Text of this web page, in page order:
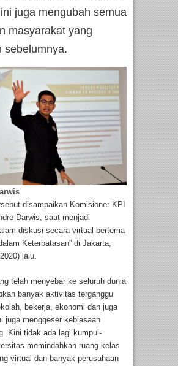
juga mengubah semua
masyarakat yang
sebelumnya.
disampaikan Komisioner KPI
Darwis, saat menjadi
diskusi secara virtual bertema
Keterbatasan” di Jakarta,
lalu.
telah menyebar ke seluruh dunia
banyak aktivitas terganggu
bekerja, ekonomi dan juga
juga menggeser kebiasaan
Kini tidak ada lagi kumpul-
memindahkan ruang kelas
virtual dan banyak perusahaan